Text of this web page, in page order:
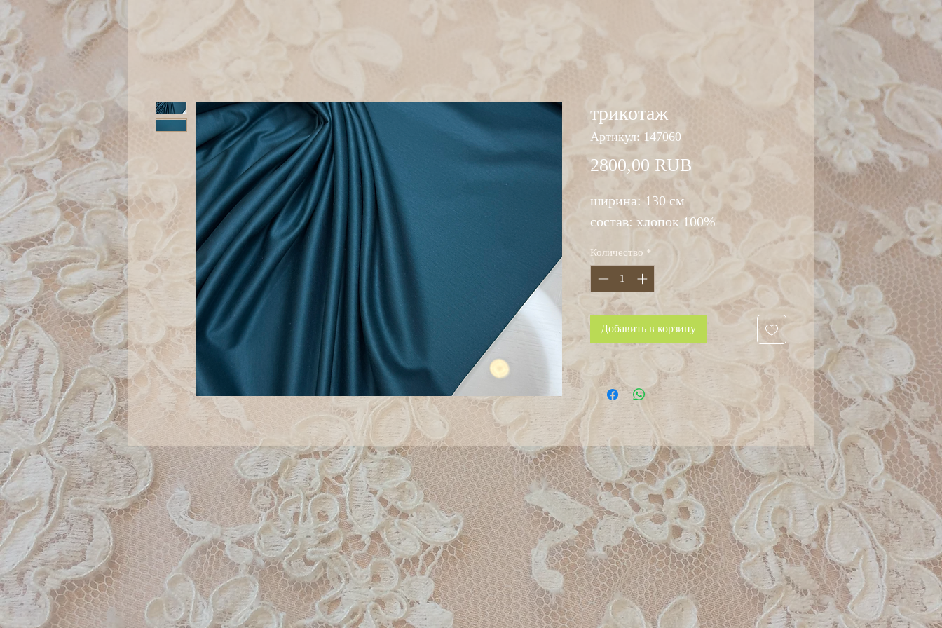
трикотаж
Артикул: 147060
2800,00 RUB Цена
ширина: 130 см
состав: хлопок 100%
Количество *
Добавить в корзину